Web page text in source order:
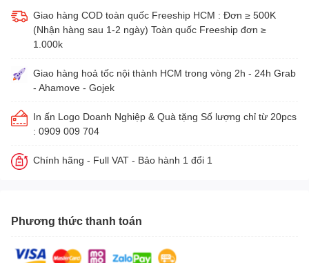
Giao hàng COD toàn quốc Freeship HCM : Đơn ≥ 500K
(Nhận hàng sau 1-2 ngày) Toàn quốc Freeship đơn ≥
1.000k
Giao hàng hoả tốc nội thành HCM trong vòng 2h - 24h Grab
- Ahamove - Gojek
In ấn Logo Doanh Nghiệp & Quà tặng Số lượng chỉ từ 20pcs
: 0909 009 704
Chính hãng - Full VAT - Bảo hành 1 đổi 1
Phương thức thanh toán